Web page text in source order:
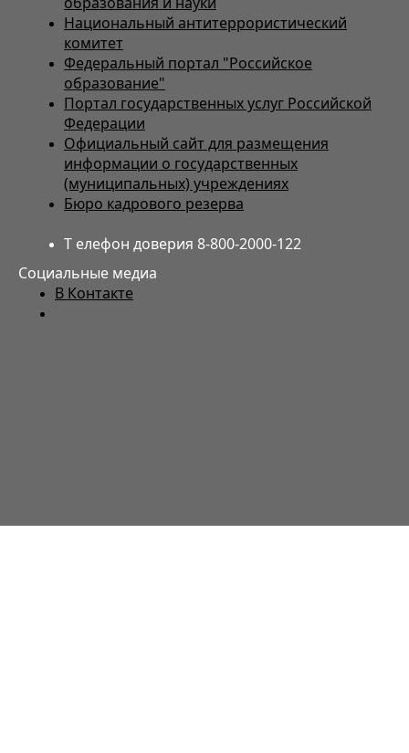
Национальный антитеррористический
комитет
Федеральный портал "Российское
образование"
Портал государственных услуг Российской
Федерации
Официальный сайт для размещения
информации о государственных
(муниципальных) учреждениях
Бюро кадрового резерва
Т елефон доверия 8-800-2000-122
Социальные медиа
В Контакте